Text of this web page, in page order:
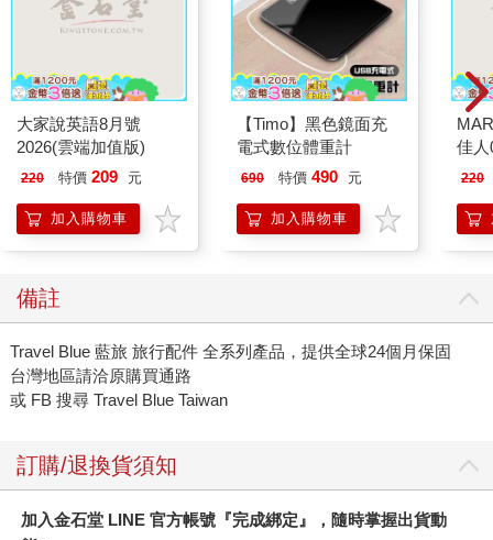
大家說英語8月號
2026(雲端加值版)
220 特價 209 元
加入購物車
【Timo】黑色鏡面充
電式數位體重計
690 特價 490 元
加入購物車
佳人
220
備註
Travel Blue 藍旅 旅行配件 全系列產品，提供全球24個月保固
台灣地區請洽原購買通路
或 FB 搜尋 Travel Blue Taiwan
訂購/退換貨須知
加入金石堂 LINE 官方帳號『完成綁定』，隨時掌握出貨動